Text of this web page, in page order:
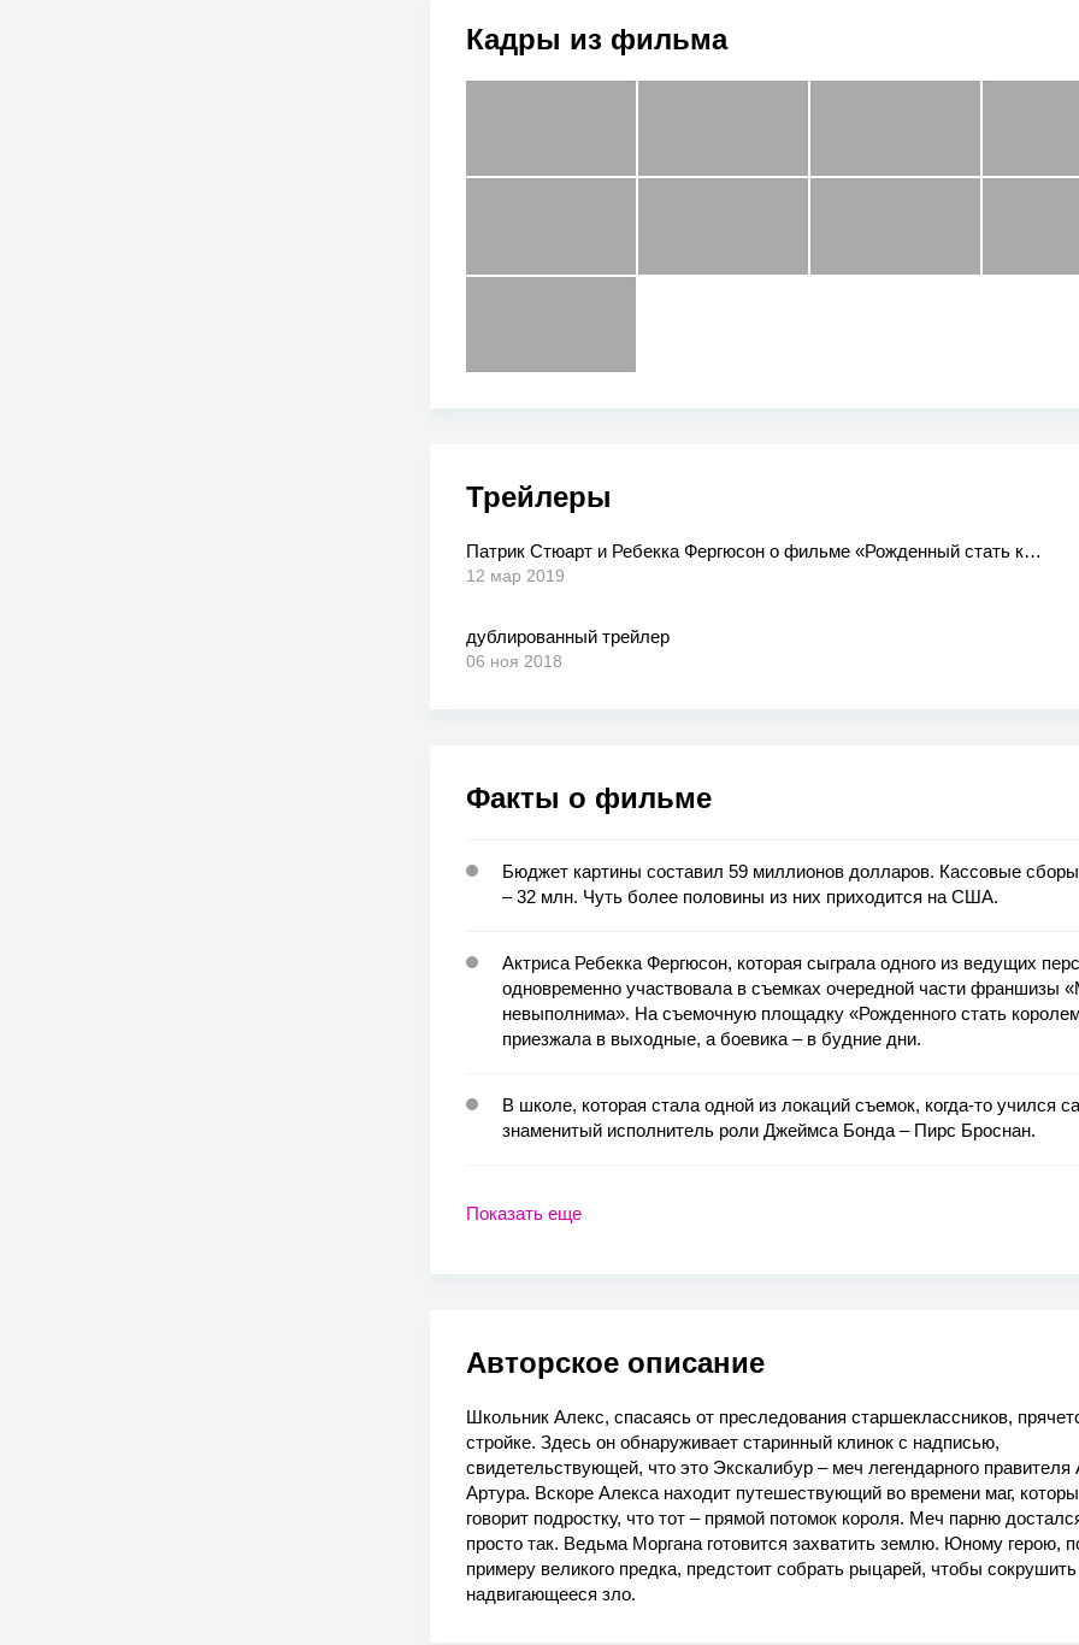
Кадры из фильма
Трейлеры
Патрик Стюарт и Ребекка Фергюсон о фильме «Рожденный стать королем»
12 мар 2019
дублированный трейлер
06 ноя 2018
Факты о фильме
Бюджет картины составил 59 миллионов долларов. Кассовые
– 32 млн. Чуть более половины из них приходится на США.
Актриса Ребекка Фергюсон, которая сыграла одного из ведущих
одновременно участвовала в съемках очередной части франшизы
невыполнима». На съемочную площадку «Рожденного стать
приезжала в выходные, а боевика – в будние дни.
В школе, которая стала одной из локаций съемок, когда-то учился
знаменитый исполнитель роли Джеймса Бонда – Пирс Броснан.
Показать еще
Авторское описание
Школьник Алекс, спасаясь от преследования старшеклассников,
стройке. Здесь он обнаруживает старинный клинок с надписью,
свидетельствующей, что это Экскалибур – меч легендарного правителя
Артура. Вскоре Алекса находит путешествующий во времени маг,
говорит подростку, что тот – прямой потомок короля. Меч парню
просто так. Ведьма Моргана готовится захватить землю. Юному герою,
примеру великого предка, предстоит собрать рыцарей, чтобы сокрушить
надвигающееся зло.